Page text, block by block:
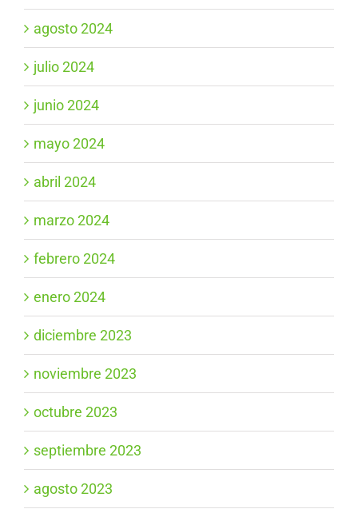
agosto 2024
julio 2024
junio 2024
mayo 2024
abril 2024
marzo 2024
febrero 2024
enero 2024
diciembre 2023
noviembre 2023
octubre 2023
septiembre 2023
agosto 2023